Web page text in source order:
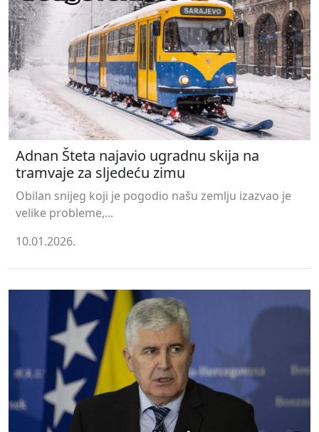
Adnan Šteta najavio ugradnu skija na
tramvaje za sljedeću zimu
Obilan snijeg koji je pogodio našu zemlju izazvao je
velike probleme,...
10.01.2026.